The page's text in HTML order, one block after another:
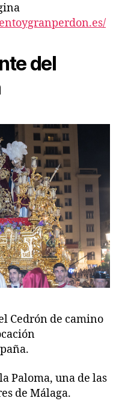
del
Cedrón de camino
Paloma, una de las
de Málaga.